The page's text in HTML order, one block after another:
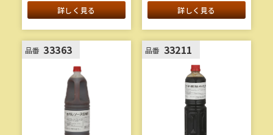
す。肉じゃがや筑前煮を
はじめ、様々な煮物にお
使いいただけます。すき
焼きたれとしても使用で
きます。
1本当たり重量：2.3kg
詳しく見る
す。そのままソースとし
て、また焼きつけ用の調
味料として、様々なメニ
ューにお使いいただけま
す。
詳しく見る
品番 33363 品番 33211